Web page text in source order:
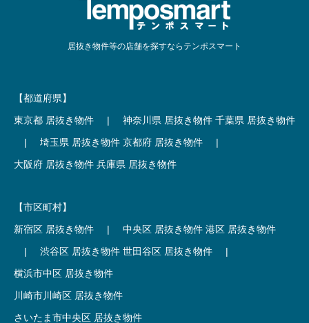
居抜き物件等の店舗を探すならテンポスマート
【都道府県】
東京都 居抜き物件
| 神奈川県 居抜き物件 千葉県 居抜き物件
|
埼玉県 居抜き物件 京都府 居抜き物件
|
大阪府 居抜き物件 兵庫県 居抜き物件
【市区町村】
新宿区 居抜き物件
| 中央区 居抜き物件 港区 居抜き物件
|
渋谷区 居抜き物件 世田谷区 居抜き物件
|
横浜市中区 居抜き物件
川崎市川崎区 居抜き物件
さいたま市中央区 居抜き物件